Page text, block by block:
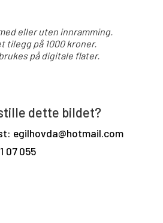
eller uten innramming.
tilegg på 1000 kroner.
på digitale flater.
dette bildet?
egilhovda@hotmail.com
07 055